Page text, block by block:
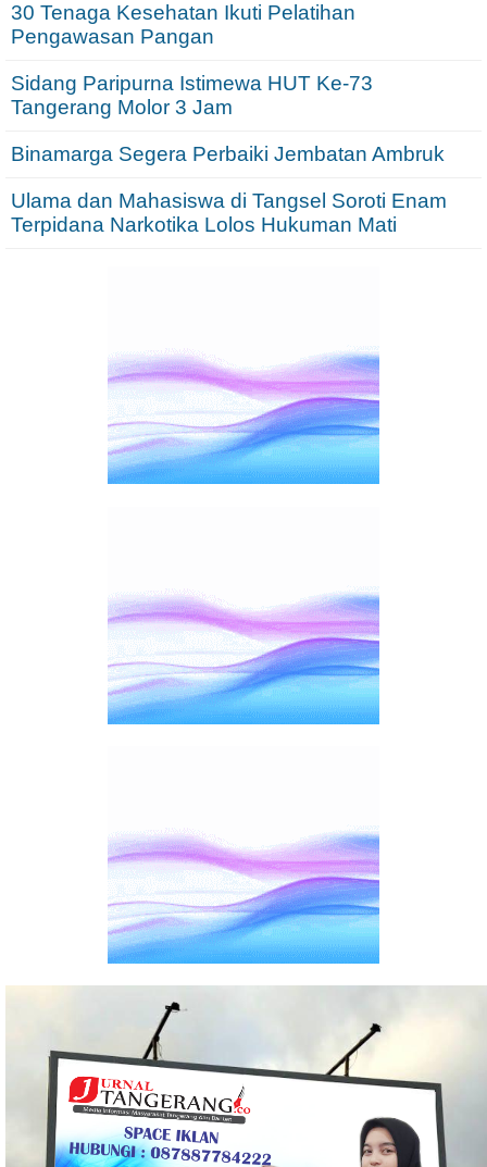
30 Tenaga Kesehatan Ikuti Pelatihan
Pengawasan Pangan
Sidang Paripurna Istimewa HUT Ke-73
Tangerang Molor 3 Jam
Binamarga Segera Perbaiki Jembatan Ambruk
Ulama dan Mahasiswa di Tangsel Soroti Enam
Terpidana Narkotika Lolos Hukuman Mati